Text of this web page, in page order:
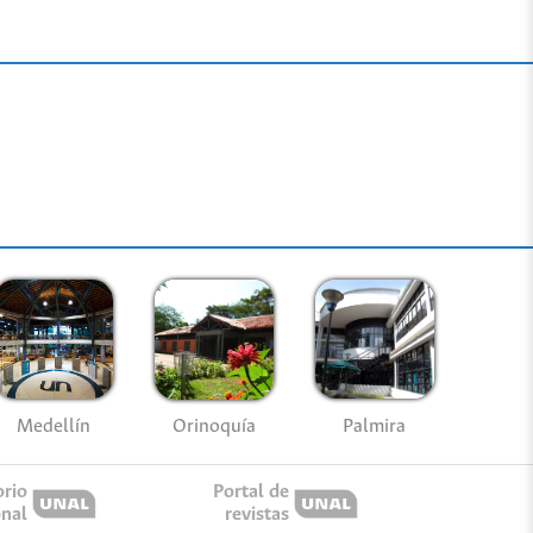
Medellín Orinoquía Palmira
Portal de
revistas